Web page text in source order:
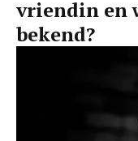
vriendin en
bekend?